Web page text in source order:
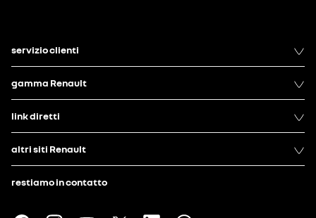
servizio clienti
gamma Renault
link diretti
altri siti Renault
restiamo in contatto